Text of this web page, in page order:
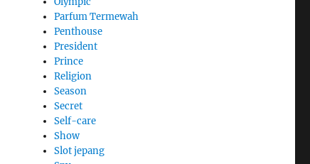
Parfum Termewah
Penthouse
President
Prince
Religion
Season
Secret
Self-care
Show
Slot jepang